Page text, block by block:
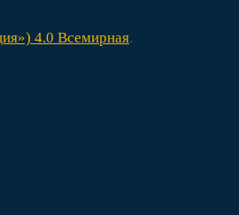
4.0 Всемирная.